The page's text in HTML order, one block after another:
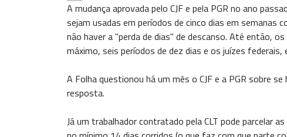
A mudança aprovada pelo CJF e pela PGR no ano
sejam usadas em períodos de cinco dias em semanas
não haver a "perda de dias" de descanso. Até então,
máximo, seis períodos de dez dias e os juízes federais,
A Folha questionou há um mês o CJF e a PGR sobre
resposta.
Já um trabalhador contratado pela CLT pode parcelar